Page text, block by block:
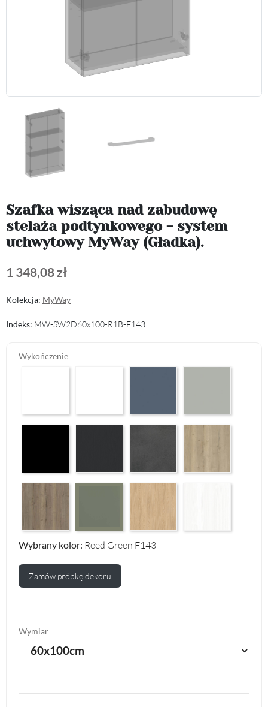
Szafka wisząca nad zabudowę
stelaża podtynkowego - system
uchwytowy MyWay (Gładka).
1 348,08 zł
Kolekcja: MyWay
Indeks: MW-SW2D60x100-R1B-F143
Wykończenie
Wybrany kolor: Reed Green F143
Zamów próbkę dekoru
Wymiar